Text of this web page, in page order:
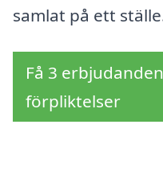
samlat på ett
Få 3
förpliktelser